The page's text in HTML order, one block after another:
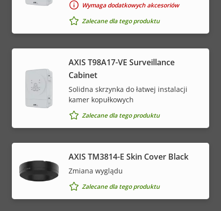
Wymaga dodatkowych akcesoriów
Zalecane dla tego produktu
AXIS T98A17-VE Surveillance
Cabinet
Solidna skrzynka do łatwej instalacji
kamer kopułkowych
Zalecane dla tego produktu
AXIS TM3814-E Skin Cover Black
Zmiana wyglądu
Zalecane dla tego produktu